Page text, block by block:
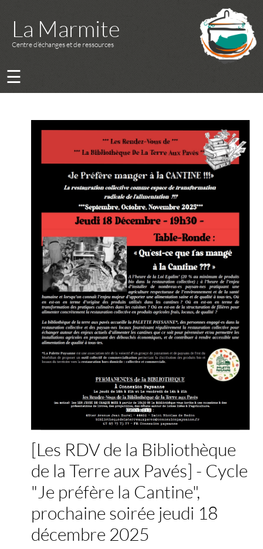
La Marmite
Centre d’échanges et de ressources
☰
[Les RDV de la Bibliothèque
de la Terre aux Pavés] - Cycle
"Je préfère la Cantine",
prochaine soirée jeudi 18
décembre 2025